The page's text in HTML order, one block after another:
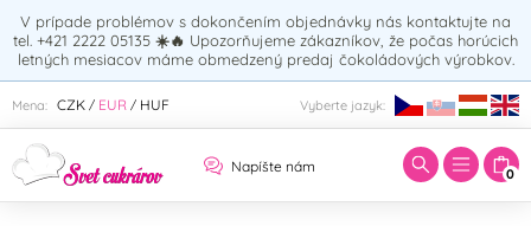
V prípade problémov s dokončením objednávky nás kontaktujte na
tel. +421 2222 05135 ☀️🔥 Upozorňujeme zákazníkov, že počas horúcich
letných mesiacov máme obmedzený predaj čokoládových výrobkov.
Mena: CZK / EUR / HUF Vyberte jazyk:
Napíšte nám 0
Zadajte hľadaný výraz: